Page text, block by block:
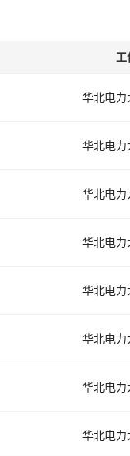
工
华北电力
华北电力
华北电力
华北电力
华北电力
华北电力
华北电力
华北电力